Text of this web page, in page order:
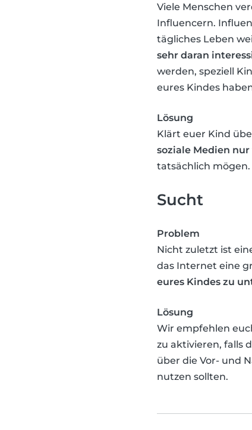
Viele Menschen
Influencern.
tägliches Leben
sehr daran
werden, speziell
eures Kindes
Lösung
Klärt euer Kind
soziale Medien
tatsächlich
Sucht
Problem
Nicht zuletzt ist
das Internet eine
eures Kindes zu
Lösung
Wir empfehlen
zu aktivieren, falls
über die Vor- und
nutzen sollten.